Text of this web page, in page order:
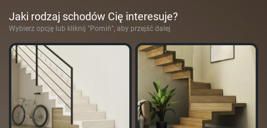
Jaki rodzaj schodów Cię interesuje?
Wybierz opcję lub kliknij "Pomiń", aby przejść dalej